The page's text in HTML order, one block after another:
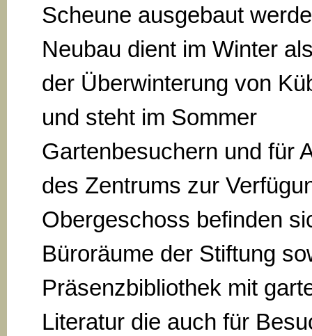
Scheune ausgebaut
Neubau dient im Winter
der Überwinterung von
und steht im Sommer
Gartenbesuchern und für
des Zentrums zur
Obergeschoss befinden
Büroräume der Stiftung
Präsenzbibliothek mit
Literatur die auch für